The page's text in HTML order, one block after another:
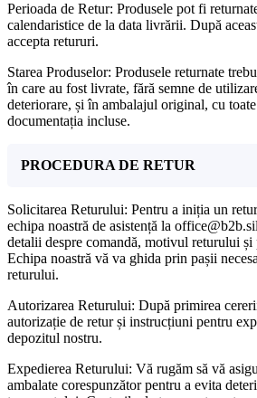
Perioada de Retur: Produsele pot fi
calendaristice de la data livrării. După
accepta retururi.
Starea Produselor: Produsele returnate
în care au fost livrate, fără semne de
deteriorare, și în ambalajul original, cu
documentația incluse.
PROCEDURA DE RETUR
Solicitarea Returului: Pentru a iniția un
echipa noastră de asistență la
detalii despre comandă, motivul returului și
Echipa noastră vă va ghida prin pașii
returului.
Autorizarea Returului: După primirea
autorizație de retur și instrucțiuni pentru
depozitul nostru.
Expedierea Returului: Vă rugăm să vă
ambalate corespunzător pentru a evita